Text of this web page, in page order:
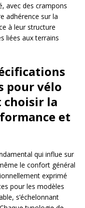
avec des crampons
adhérence sur la
à leur structure
liées aux terrains
pour vélo
choisir la
et
qui influe sur
le confort général
exprimé
pour les modèles
s’échelonnant